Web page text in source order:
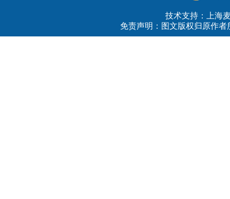
技术支持：
上海
免责声明：图文版权归原作